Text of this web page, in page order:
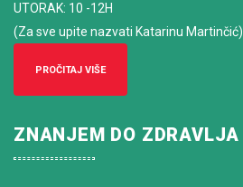
UTORAK: 10 -12H
(Za sve upite nazvati Katarinu Martinčić)
PROČITAJ VIŠE
ZNANJEM DO ZDRAVLJA